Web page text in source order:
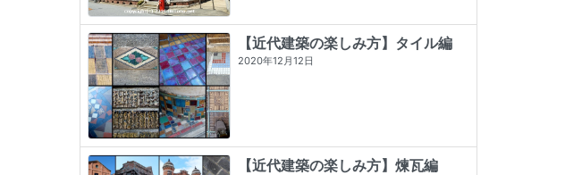
【近代建築の楽しみ方】タイル編
2020年12月12日
【近代建築の楽しみ方】煉瓦編